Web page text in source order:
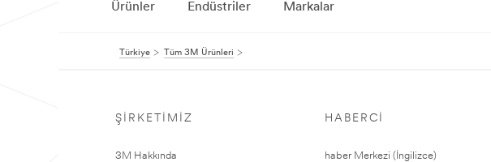
Ürünler Endüstriler Markalar
Türkiye Tüm 3M Ürünleri
ŞIRKETIMIZ
3M Hakkında
HABERCI
haber Merkezi (İngilizce)